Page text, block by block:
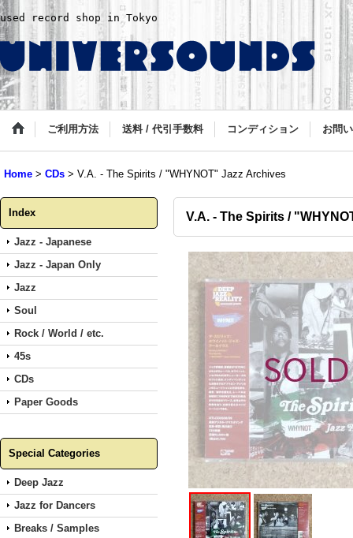
used record shop in Tokyo
ご利用方法 送料 / 代引手数料 コンディション お問
Home > CDs > V.A. - The Spirits / "WHYNOT" Jazz Archives
Index
Jazz - Japanese
Jazz - Japan Only
Jazz
Soul
Rock / World / etc.
45s
CDs
Paper Goods
Special Categories
Deep Jazz
Jazz for Dancers
Breaks / Samples
V.A. - The Spirits /